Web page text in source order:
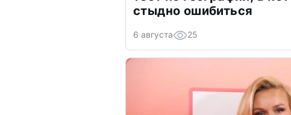
стыдно ошибиться
6 августа 25